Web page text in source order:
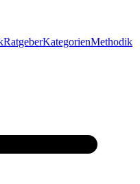
RatgeberKategorienMethodik